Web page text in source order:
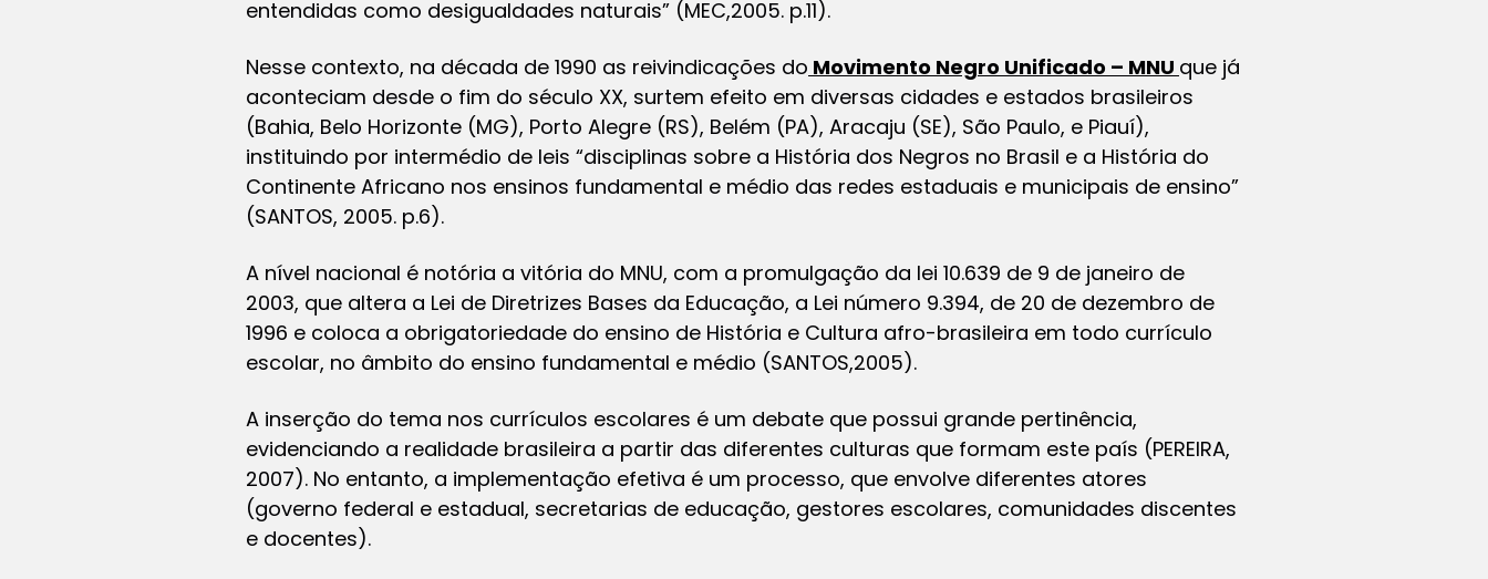
entendidas como desigualdades naturais” (MEC,2005. p.11).
Nesse contexto, na década de 1990 as reivindicações do Movimento Negro Unificado – MNU que já
aconteciam desde o fim do século XX, surtem efeito em diversas cidades e estados brasileiros
(Bahia, Belo Horizonte (MG), Porto Alegre (RS), Belém (PA), Aracaju (SE), São Paulo, e Piauí),
instituindo por intermédio de leis “disciplinas sobre a História dos Negros no Brasil e a História do
Continente Africano nos ensinos fundamental e médio das redes estaduais e municipais de ensino”
(SANTOS, 2005. p.6).
A nível nacional é notória a vitória do MNU, com a promulgação da lei 10.639 de 9 de janeiro de
2003, que altera a Lei de Diretrizes Bases da Educação, a Lei número 9.394, de 20 de dezembro de
1996 e coloca a obrigatoriedade do ensino de História e Cultura afro-brasileira em todo currículo
escolar, no âmbito do ensino fundamental e médio (SANTOS,2005).
A inserção do tema nos currículos escolares é um debate que possui grande pertinência,
evidenciando a realidade brasileira a partir das diferentes culturas que formam este país (PEREIRA,
2007). No entanto, a implementação efetiva é um processo, que envolve diferentes atores
(governo federal e estadual, secretarias de educação, gestores escolares, comunidades discentes
e docentes).